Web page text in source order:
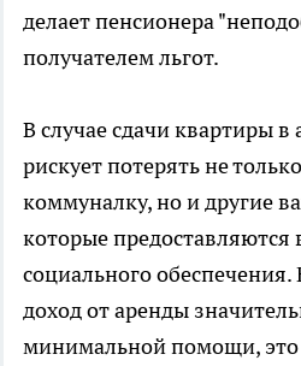
делает пенсионера
получателем льгот.
В случае сдачи квартиры в
рискует потерять не
коммуналку, но и другие
которые предоставляются
социального
доход от аренды
минимальной помощи,